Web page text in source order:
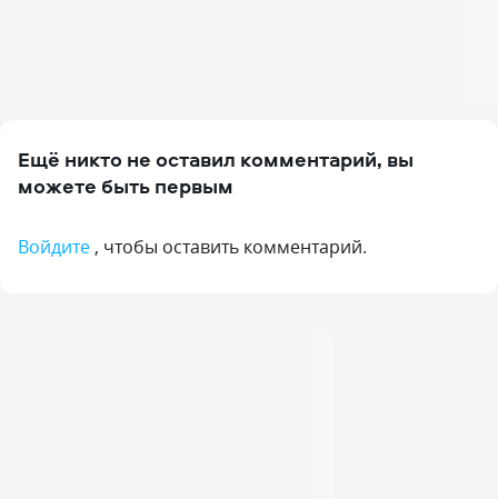
Ещё никто не оставил комментарий, вы
можете быть первым
Войдите , чтобы оставить комментарий.